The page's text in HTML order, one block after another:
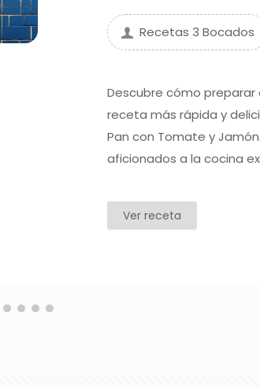
Recetas 3 Bocados
Descubre cómo preparar
receta más rápida y
Pan con Tomate y
aficionados a la cocina
Ver receta